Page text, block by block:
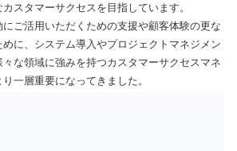
スタマーサクセスを目指しています。
ご活用いただくための支援や顧客体験の更な
に、システム導入やプロジェクトマネジメン
々な領域に強みを持つカスタマーサクセスマネ
一層重要になってきました。